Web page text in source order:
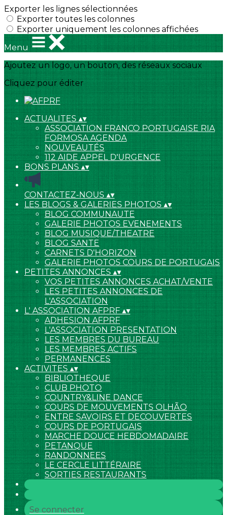
Exporter les lignes sélectionnées
Exporter toutes les colonnes
Exporter uniquement les colonnes affichées
Menu
Ajoutez un logo, un bouton, des réseaux sociaux
Cliquez pour éditer
ACTUALITES ▴▾
ASSOCIATION FRANCO PORTUGAISE RIA
FORMOSA AGENDA
NOUVEAUTÉS
112 AIDE APPEL D'URGENCE
BONS PLANS ▴▾
CONTACTEZ-NOUS ▴▾
LES BLOGS & GALERIES PHOTOS ▴▾
BLOG COMMUNAUTE
GALERIE PHOTOS EVENEMENTS
BLOG MUSIQUE/THEATRE
BLOG SANTE
CARNETS D'HORIZON
GALERIE PHOTOS COURS DE PORTUGAIS
PETITES ANNONCES▴▾
VOS PETITES ANNONCES ACHAT/VENTE
LES PETITES ANNONCES DE
L'ASSOCIATION
L' ASSOCIATION AFPRF▴▾
ADHESION AFPRF
L'ASSOCIATION PRESENTATION
LES MEMBRES DU BUREAU
LES MEMBRES ACTIFS
PERMANENCES
ACTIVITES▴▾
BIBLIOTHEQUE
CLUB PHOTO
COUNTRY&LINE DANCE
COURS DE MOUVEMENTS OLHÃO
ENTRE SAVOIRS ET DECOUVERTES
COURS DE PORTUGAIS
MARCHE DOUCE HEBDOMADAIRE
PETANQUE
RANDONNEES
LE CERCLE LITTÉRAIRE
SORTIES RESTAURANTS
Se connecter